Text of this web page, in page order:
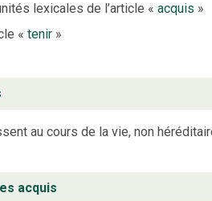
lexicales de l’article «acquis »
«tenir »
au cours de la vie, non
acquis